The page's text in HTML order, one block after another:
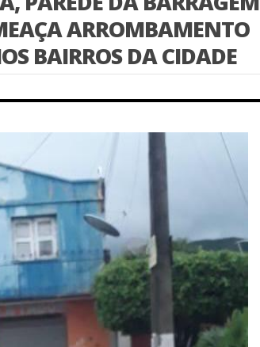
ARROMBAMENTO
BAIRROS DA CIDADE